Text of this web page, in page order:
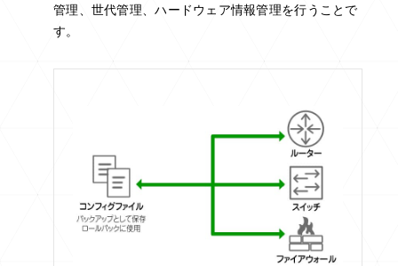
管理、世代管理、ハードウェア情報管理を行うことで
す。